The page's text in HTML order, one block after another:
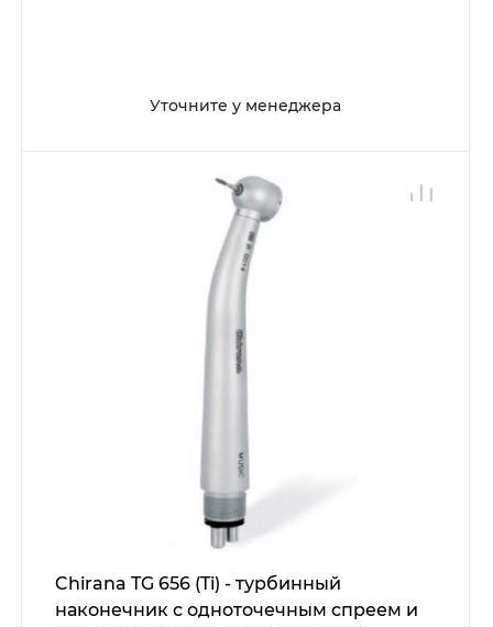
Уточните у менеджера
Chirana TG 656 (Ti) - турбинный
наконечник с одноточечным спреем и